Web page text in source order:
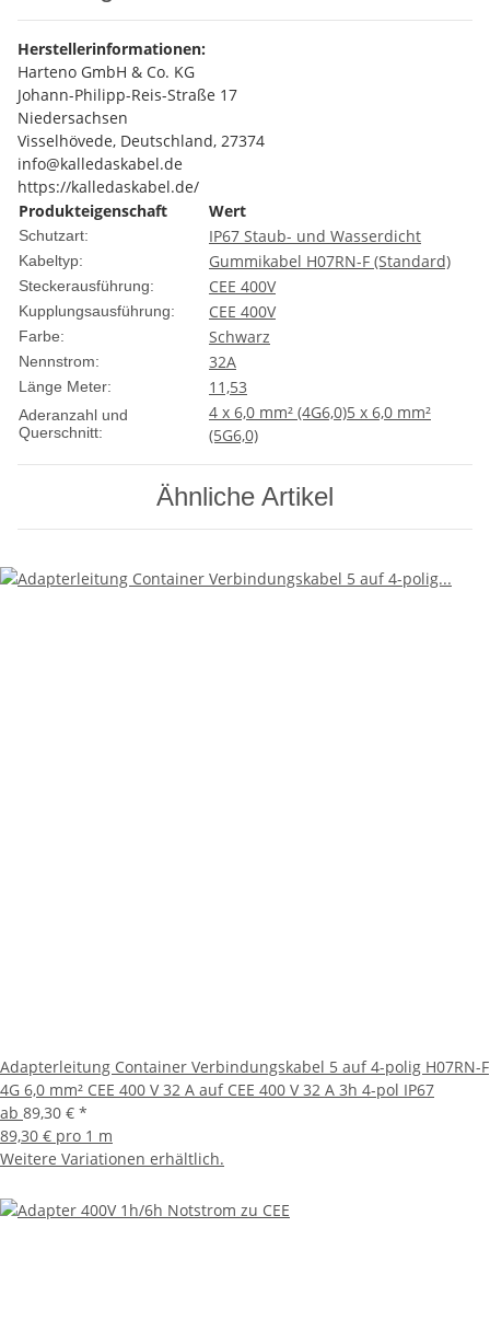
Herstellerinformationen:
Harteno GmbH & Co. KG
Johann-Philipp-Reis-Straße 17
Niedersachsen
Visselhövede, Deutschland, 27374
info@kalledaskabel.de
https://kalledaskabel.de/
Produkteigenschaft
Wert
Schutzart: IP67 Staub- und Wasserdicht
Kabeltyp: Gummikabel H07RN-F (Standard)
Steckerausführung: CEE 400V
Kupplungsausführung: CEE 400V
Farbe: Schwarz
Nennstrom: 32A
Länge Meter: 1 1,53
Aderanzahl und
Querschnitt:
4 x 6,0 mm² (4G6,0)5 x 6,0 mm²
(5G6,0)
Ähnliche Artikel
Adapterleitung Container Verbindungskabel 5 auf 4-polig H07RN-F
4G 6,0 mm² CEE 400 V 32 A auf CEE 400 V 32 A 3h 4-pol IP67
ab 89,30 € *
89,30 € pro 1 m
Weitere Variationen erhältlich.